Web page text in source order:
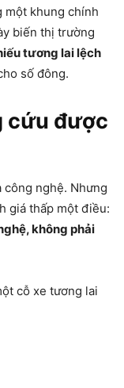
một khung chính
biến thị trường
tương lai lệch
số đông.
cứu được
nghệ. Nhưng
giá thấp một điều:
không phải
cỗ xe tương lai